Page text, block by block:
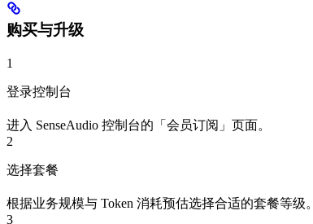
购买与升级
1
登录控制台
进入 SenseAudio 控制台的「会员订阅」页面。
2
选择套餐
根据业务规模与 Token 消耗预估选择合适的套餐等级。
3